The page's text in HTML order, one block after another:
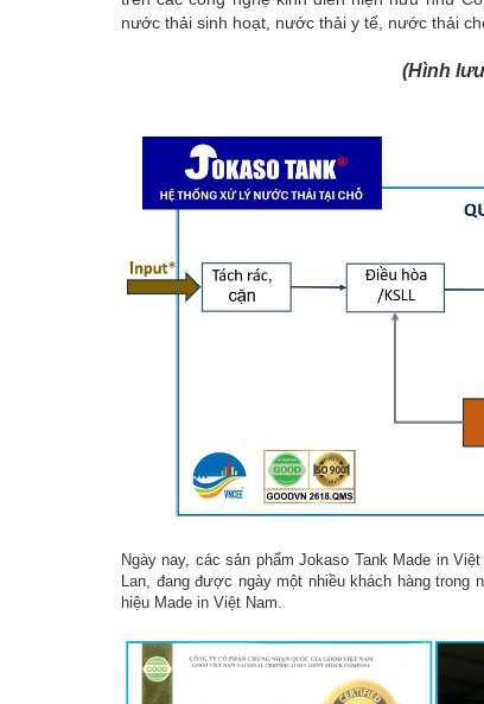
nước thải sinh hoạt, nước thải y tế, nước thải
(Hình
Ngày nay, các sản phẩm Jokaso Tank Made in
Lan, đang được ngày một nhiều khách hàng
hiệu Made in Việt Nam.